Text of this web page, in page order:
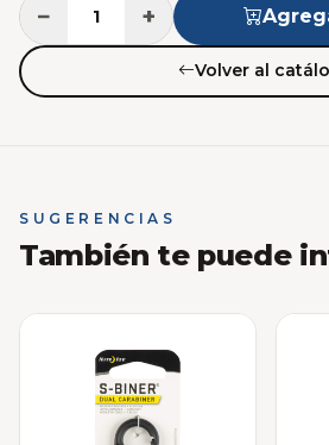
− +
Volver al
SUGERENCIAS
También te puede